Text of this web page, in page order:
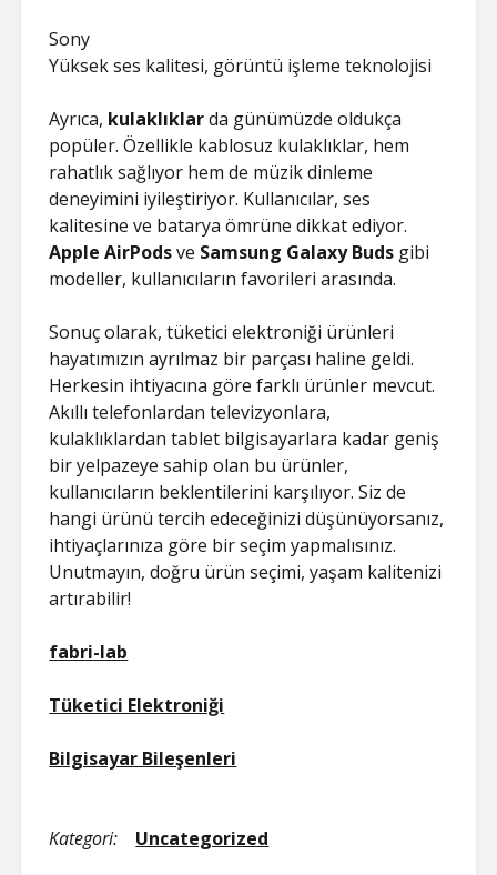
Sony
Yüksek ses kalitesi, görüntü işleme teknolojisi
Ayrıca, kulaklıklarda günümüzde oldukça
popüler. Özellikle kablosuz kulaklıklar, hem
rahatlık sağlıyor hem de müzik dinleme
deneyimini iyileştiriyor. Kullanıcılar, ses
kalitesine ve batarya ömrüne dikkat ediyor.
Apple AirPodsve Samsung Galaxy Buds gibi
modeller, kullanıcıların favorileri arasında.
Sonuç olarak, tüketici elektroniği ürünleri
hayatımızın ayrılmaz bir parçası haline geldi.
Herkesin ihtiyacına göre farklı ürünler mevcut.
Akıllı telefonlardan televizyonlara,
kulaklıklardan tablet bilgisayarlara kadar geniş
bir yelpazeye sahip olan bu ürünler,
kullanıcıların beklentilerini karşılıyor. Siz de
hangi ürünü tercih edeceğinizi düşünüyorsanız,
ihtiyaçlarınıza göre bir seçim yapmalısınız.
Unutmayın, doğru ürün seçimi, yaşam kalitenizi
artırabilir!
fabri-lab
Tüketici Elektroniği
Bilgisayar Bileşenleri
Kategori: Uncategorized